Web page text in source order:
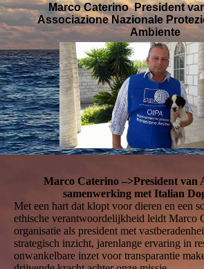
Marco Caterino President
Associazione Nazionale
Ambiente
Marco Caterino –>President van
samenwerking met Italian
Met een hart dat klopt voor dieren en een
ethische verantwoordelijkheid leidt Marco
organisatie als president met
strategisch inzicht, jarenlange ervaring in
onwankelbare inzet voor transparantie